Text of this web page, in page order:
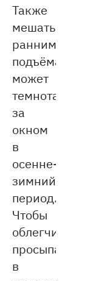
Также
мешать
ранним
подъёмам
может
темнота
за
окном
в
осенне-
зимний
период.
Чтобы
облегчить
просыпание
в